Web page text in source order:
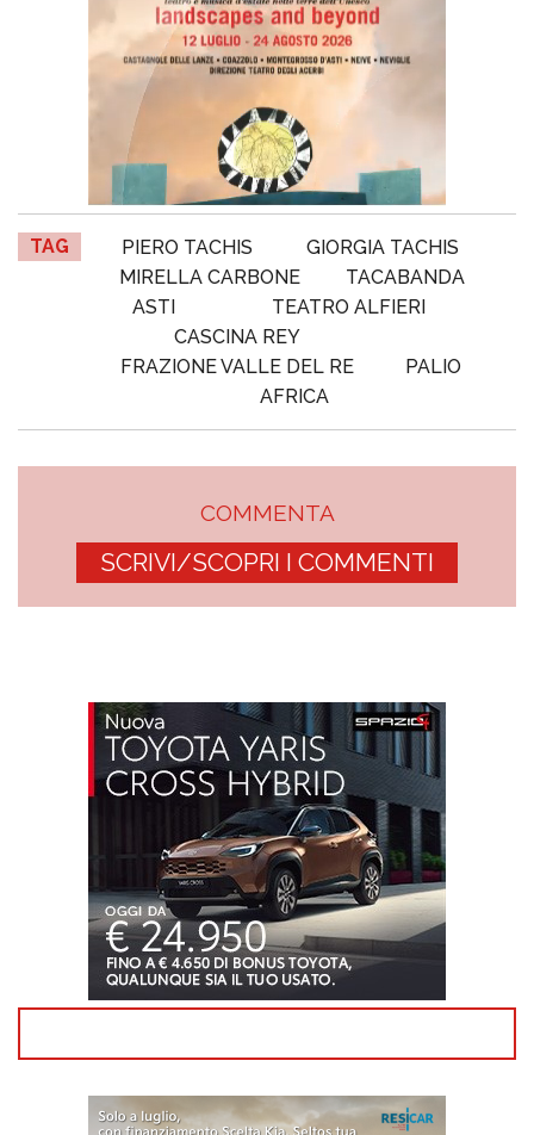
TAG PIERO TACHIS
GIORGIA TACHIS
MIRELLA CARBONE
TACABANDA
ASTI
TEATRO ALFIERI
CASCINA REY
FRAZIONE VALLE DEL RE
PALIO
AFRICA
COMMENTA
SCRIVI/SCOPRI I COMMENTI